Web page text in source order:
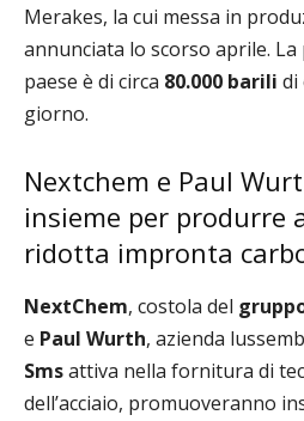
Merakes, la cui messa in
annunciata lo scorso aprile.
paese è di circa 80.000 barili di
giorno.
Nextchem e Paul
insieme per produrre
ridotta impronta
NextChem, costola del
e Paul Wurth, azienda
Smsattiva nella fornitura di
dell’acciaio, promuoveranno